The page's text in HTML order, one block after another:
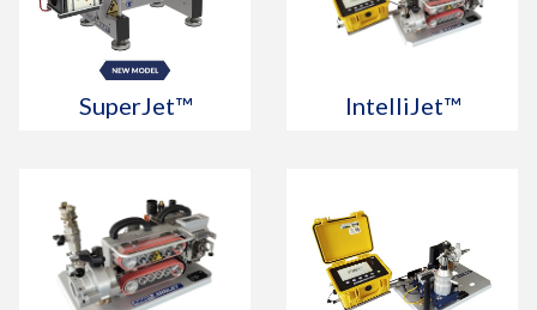
SuperJet™ IntelliJet™